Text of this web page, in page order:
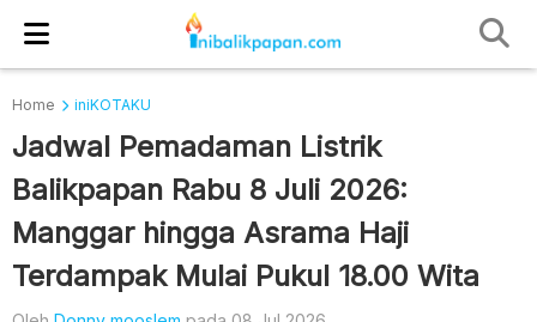
Home iniKOTAKU
Jadwal Pemadaman Listrik
Balikpapan Rabu 8 Juli 2026:
Manggar hingga Asrama Haji
Terdampak Mulai Pukul 18.00 Wita